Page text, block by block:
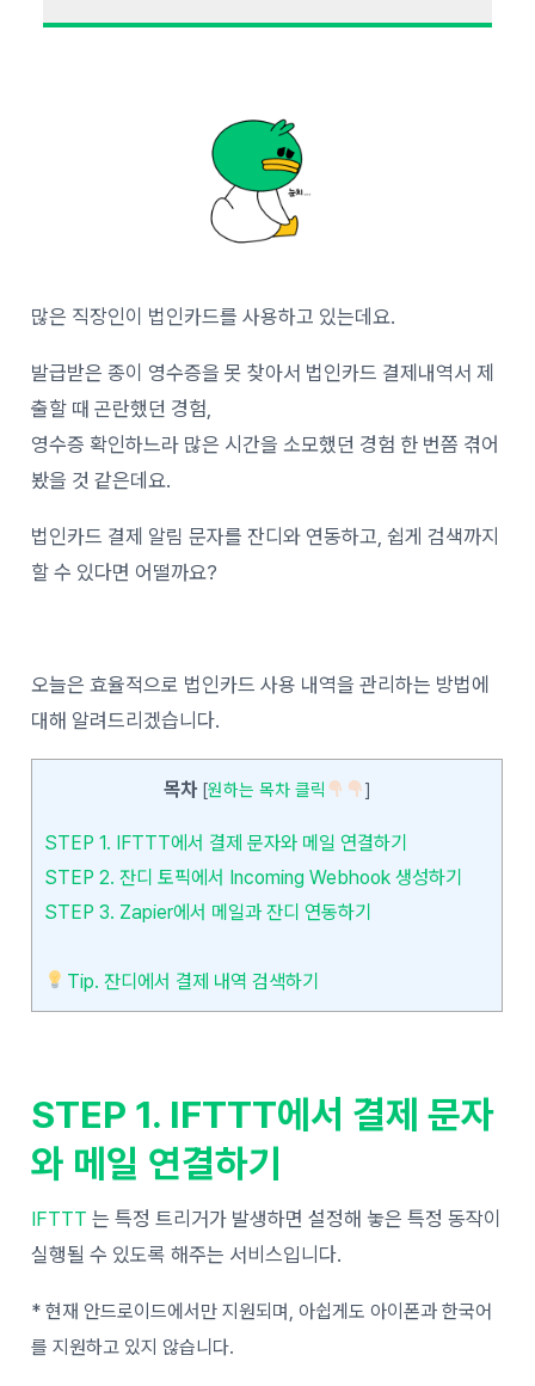
많은 직장인이 법인카드를 사용하고 있는데요.
발급받은 종이 영수증을 못 찾아서 법인카드 결제내역서 제
출할 때 곤란했던 경험,
영수증 확인하느라 많은 시간을 소모했던 경험 한 번쯤 겪어
봤을 것 같은데요.
법인카드 결제 알림 문자를 잔디와 연동하고, 쉽게 검색까지
할 수 있다면 어떨까요?
오늘은 효율적으로 법인카드 사용 내역을 관리하는 방법에
대해 알려드리겠습니다.
목차 [원하는 목차 클릭 ]
STEP 1. IFTTT에서 결제 문자와 메일 연결하기
STEP 2. 잔디 토픽에서 Incoming Webhook 생성하기
STEP 3. Zapier에서 메일과 잔디 연동하기
Tip. 잔디에서 결제 내역 검색하기
STEP 1. IFTTT에서 결제 문자
와 메일 연결하기
IFTTT 는 특정 트리거가 발생하면 설정해 놓은 특정 동작이
실행될 수 있도록 해주는 서비스입니다.
* 현재 안드로이드에서만 지원되며, 아쉽게도 아이폰과 한국어
를 지원하고 있지 않습니다.